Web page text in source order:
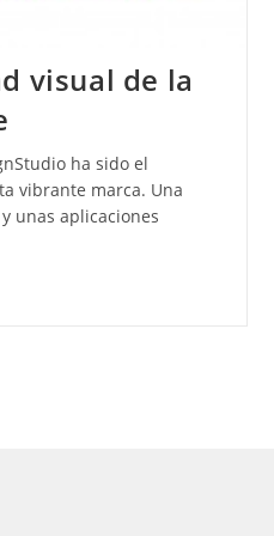
visual de la
ha sido el
vibrante marca. Una
unas aplicaciones